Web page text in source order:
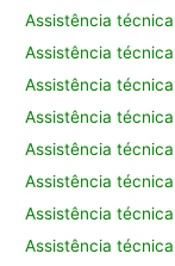
Assistência
Assistência
Assistência
Assistência
Assistência
Assistência
Assistência
Assistência